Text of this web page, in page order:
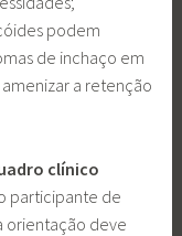
podem
de inchaço em
a retenção
clínico
participante de
orientação deve